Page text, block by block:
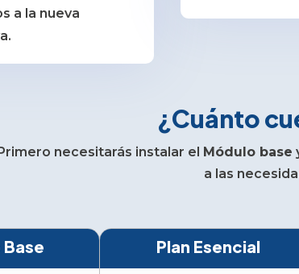
a la nueva
¿Cuánto
necesitarás instalar el Módulo base
a las
Plan Esencial